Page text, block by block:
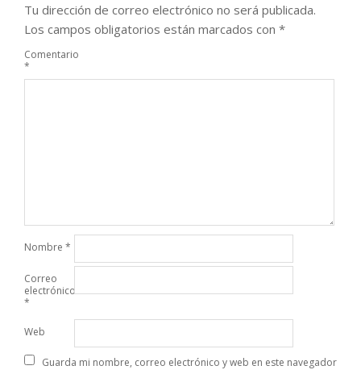
Tu dirección de correo electrónico no será publicada.
Los campos obligatorios están marcados con *
Comentario
*
Nombre *
Correo
electrónico
*
Web
Guarda mi nombre, correo electrónico y web en este navegador